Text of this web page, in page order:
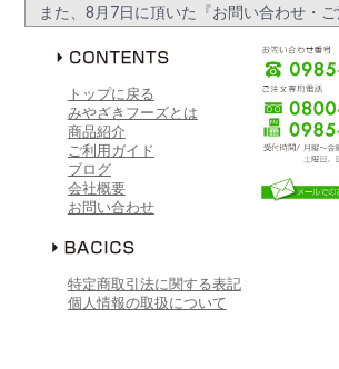
また、8月7日に頂いた『お問い合わせ・ご
いただく場合が御座います。
何卒ご了承くださいますよう
お願い申し上げます。
2026/06/01
台風6号に関するお知らせ
臨時休業とさせていただきます。
5月3日(水) 10:00 から通常営業となります
トップに戻る
みやざきフーズとは
商品紹介
ご利用ガイド
ブログ
会社概要
お問い合わせ
特定商取引法に関する表記
個人情報の取扱について